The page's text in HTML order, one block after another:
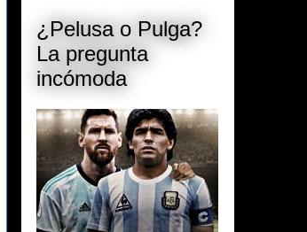
¿Pelusa o Pulga?
La pregunta
incómoda